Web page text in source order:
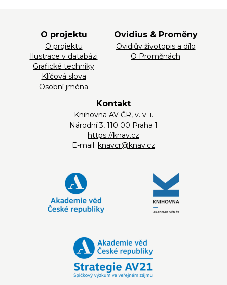
O projektu
O projektu
Ilustrace v databázi
Grafické techniky
Klíčová slova
Osobní jména
Ovidius & Proměny
Ovidiův životopis a dílo
O Proměnách
Kontakt
Knihovna AV ČR, v. v. i.
Národní 3, 110 00 Praha 1
https://knav.cz
E-mail: knavcr@knav.cz